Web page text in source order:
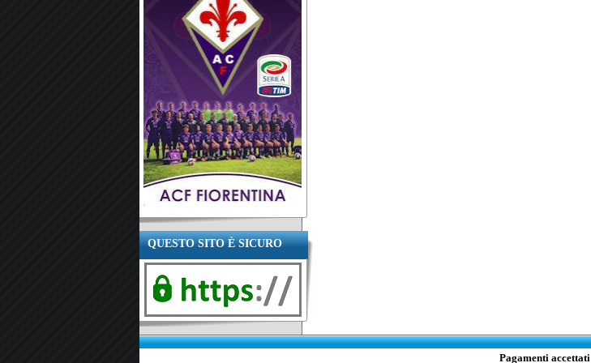
QUESTO SITO È SICURO
Pagamenti accettati